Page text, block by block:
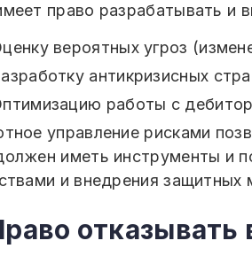
право разрабатывать и
вероятных угроз
антикризисных
работы с
управление рисками
иметь инструменты и
и внедрения защитных